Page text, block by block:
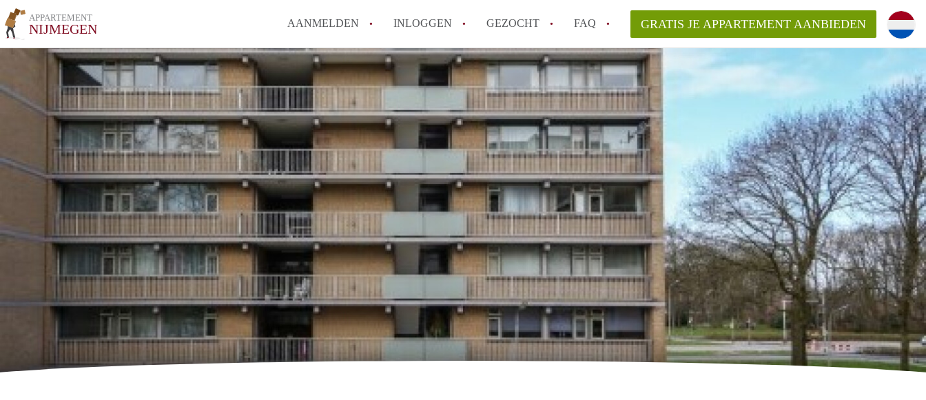
APPARTEMENT
NIJMEGEN AANMELDEN INLOGGEN GEZOCHT FAQ
Wat is AppartementNijmegen?
Hoeveel kost het om te reageren op een Appartement in Nijmegen?
Wat is de privacyverklaring van AppartementNijmegen?
Berekent AppartementNijmegen
makelaarsvergoeding/bemiddelingsvergoeding?
Is AppartementNijmegen verantwoordelijk voor het aangeboden
Appartement / Appartementen in Nijmegen?
GRATIS JE APPARTEMENT AANBIEDEN